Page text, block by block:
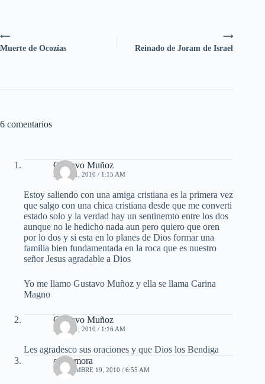
⟶
Reinado de Joram de Israel
⟵
Muerte de Ocozías
6 comentarios
Gustavo Muñoz
ABRIL 1, 2010 / 1:15 AM
Estoy saliendo con una amiga cristiana es la primera vez
que salgo con una chica cristiana desde que me converti
estado solo y la verdad hay un sentinemto entre los dos
aunque no le hedicho nada aun pero quiero que oren
por lo dos y si esta en lo planes de Dios formar una
familia bien fundamentada en la roca que es nuestro
señor Jesus agradable a Dios
Yo me llamo Gustavo Muñoz y ella se llama Carina
Magno
Gustavo Muñoz
ABRIL 1, 2010 / 1:16 AM
Les agradesco sus oraciones y que Dios los Bendiga
selso mora
SEPTIEMBRE 19, 2010 / 6:55 AM